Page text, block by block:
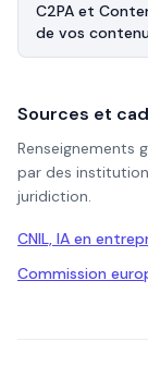
C2PA et
de vos
Sources et
Renseignements
par des
juridiction.
CNIL, IA en
Commission